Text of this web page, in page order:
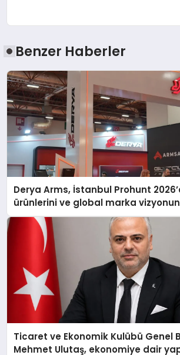
Benzer Haberler
Derya Arms, İstanbul Prohunt
ürünlerini ve global marka
Ticaret ve Ekonomik Kulübü Genel
Mehmet Ulutaş, ekonomiye dair